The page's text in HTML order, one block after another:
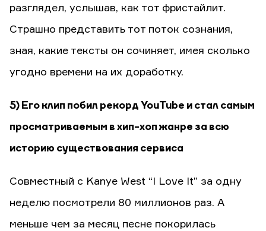
разглядел, услышав, как тот фристайлит.
Страшно представить тот поток сознания,
зная, какие тексты он сочиняет, имея сколько
угодно времени на их доработку.
5) Его клип побил рекорд YouTube и стал самым
просматриваемым в хип-хоп жанре за всю
историю существования сервиса
Совместный с Kanye West “I Love It” за одну
неделю посмотрели 80 миллионов раз. А
меньше чем за месяц песне покорилась